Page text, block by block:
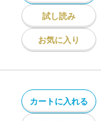
試し読み
お気に入り
カートに入れる